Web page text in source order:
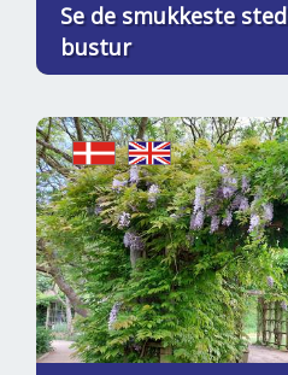
Se de smukkeste
bustur